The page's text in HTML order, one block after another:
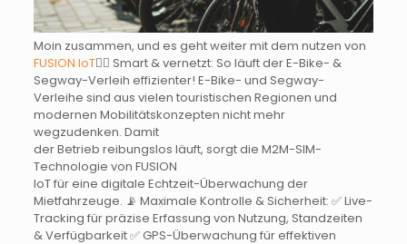
Moin zusammen, und es geht weiter mit dem nutzen von
FUSION IoT🚴‍♂️ Smart & vernetzt: So läuft der E-Bike- &
Segway-Verleih effizienter! E-Bike- und Segway-
Verleihe sind aus vielen touristischen Regionen und
modernen Mobilitätskonzepten nicht mehr
wegzudenken. Damit
der Betrieb reibungslos läuft, sorgt die M2M-SIM-
Technologie von FUSION
IoT für eine digitale Echtzeit-Überwachung der
Mietfahrzeuge. 📡 Maximale Kontrolle & Sicherheit: ✅ Live-
Tracking für präzise Erfassung von Nutzung, Standzeiten
& Verfügbarkeit✅ GPS-Überwachung für effektiven